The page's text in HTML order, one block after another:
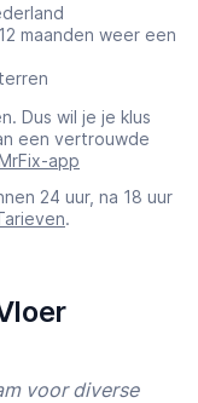
maanden weer een
Dus wil je je klus
een vertrouwde
app
24 uur, na 18 uur
.
voor diverse